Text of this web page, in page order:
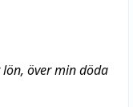
lön, över min döda